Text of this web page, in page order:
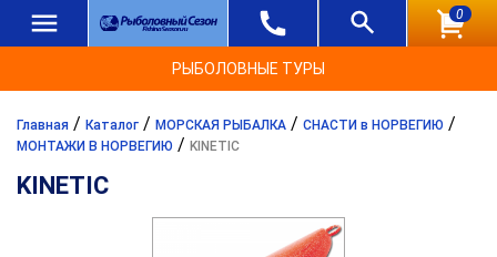
0
РЫБОЛОВНЫЕ ТУРЫ
Главная / Каталог / МОРСКАЯ РЫБАЛКА / СНАСТИ в НОРВЕГИЮ /
МОНТАЖИ В НОРВЕГИЮ / KINETIC
KINETIC